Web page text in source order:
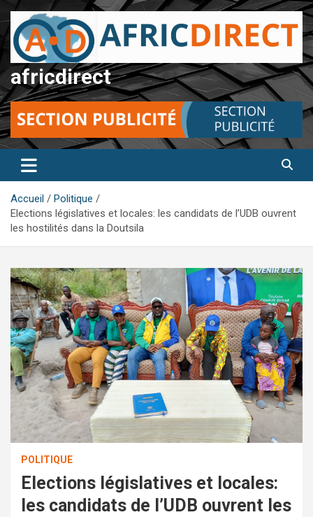
Aller
au
contenu
africdirect
Accueil
Politique
Elections législatives et locales: les candidats de l’UDB ouvrent
les hostilités dans la Doutsila
POLITIQUE
Elections législatives et locales:
les candidats de l’UDB ouvrent les